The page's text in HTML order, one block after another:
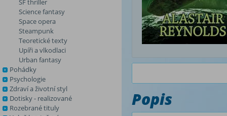
SF thriller
Science fantasy
Space opera
Steampunk
Teoretické texty
Upíři a vlkodlaci
Urban fantasy
Pohádky
Psychologie
Zdraví a životní styl
Dotisky - realizované
Rozebrané tituly
Popis